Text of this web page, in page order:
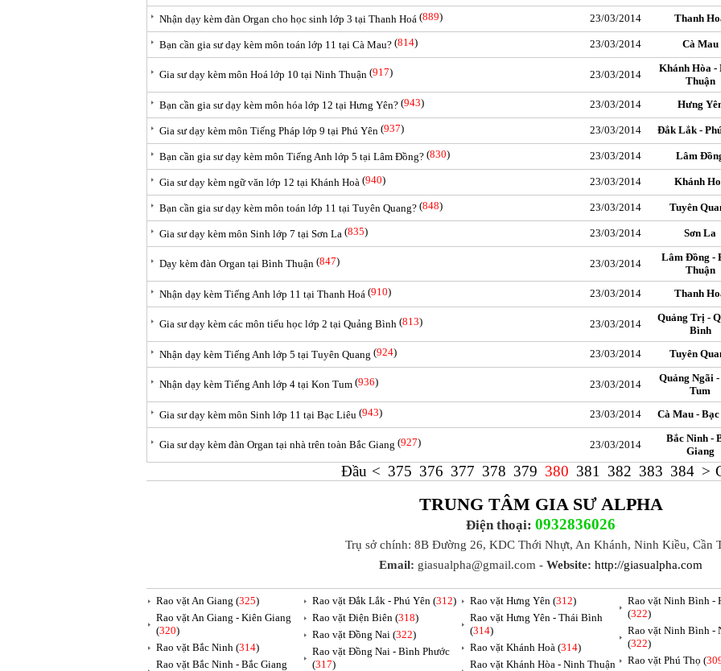
Nhận dạy kèm đàn Organ cho học sinh lớp 3 tại Thanh Hoá (889) 23/03/2014 Thanh
Bạn cần gia sư dạy kèm môn toán lớp 11 tại Cà Mau? (814) 23/03/2014 Cà Mau
Gia sư dạy kèm môn Hoá lớp 10 tại Ninh Thuận (917) 23/03/2014
Khánh Hòa -
Thuận
Bạn cần gia sư dạy kèm môn hóa lớp 12 tại Hưng Yên? (943) 23/03/2014 Hưng
Gia sư dạy kèm môn Tiếng Pháp lớp 9 tại Phú Yên (937) 23/03/2014 Đắk Lắk -
Bạn cần gia sư dạy kèm môn Tiếng Anh lớp 5 tại Lâm Đồng? (830) 23/03/2014 Lâm
Gia sư dạy kèm ngữ văn lớp 12 tại Khánh Hoà (940) 23/03/2014 Khánh
Bạn cần gia sư dạy kèm môn toán lớp 11 tại Tuyên Quang? (848) 23/03/2014 Tuyên
Gia sư dạy kèm môn Sinh lớp 7 tại Sơn La (835) 23/03/2014 Sơn La
Dạy kèm đàn Organ tại Bình Thuận (847) 23/03/2014
Lâm Đồng -
Thuận
Nhận dạy kèm Tiếng Anh lớp 11 tại Thanh Hoá (910) 23/03/2014 Thanh
Gia sư dạy kèm các môn tiểu học lớp 2 tại Quảng Bình (813) 23/03/2014
Quảng Trị -
Bình
Nhận dạy kèm Tiếng Anh lớp 5 tại Tuyên Quang (924) 23/03/2014 Tuyên
Nhận dạy kèm Tiếng Anh lớp 4 tại Kon Tum (936) 23/03/2014
Quảng Ngãi
Tum
Gia sư dạy kèm môn Sinh lớp 11 tại Bạc Liêu (943) 23/03/2014 Cà Mau -
Gia sư dạy kèm đàn Organ tại nhà trên toàn Bắc Giang (927) 23/03/2014
Bắc Ninh -
Giang
Đầu < 375 376 377 378 379 380 381 382 383 384 >
TRUNG TÂM GIA SƯ ALPHA
Điện thoại: 0932836026
Trụ sở chính: 8B Đường 26, KDC Thới Nhựt, An Khánh, Ninh Kiều, Cần
Email: giasualpha@gmail.com - Website: http://giasualpha.com
Rao vặt An Giang (325)
Rao vặt An Giang - Kiên Giang
(320)
Rao vặt Bắc Ninh (314)
Rao vặt Bắc Ninh - Bắc Giang
Rao vặt Đắk Lắk - Phú Yên (312)
Rao vặt Điện Biên (318)
Rao vặt Đồng Nai (322)
Rao vặt Đồng Nai - Bình Phước
(317)
Rao vặt Hưng Yên (312)
Rao vặt Hưng Yên - Thái Bình
(314)
Rao vặt Khánh Hoà (314)
Rao vặt Khánh Hòa - Ninh Thuận
Rao vặt Ninh Bình -
(322)
Rao vặt Ninh Bình -
(322)
Rao vặt Phú Thọ (